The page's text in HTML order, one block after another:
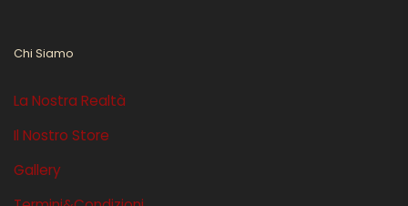
Chi Siamo
La Nostra Realtà
Il Nostro Store
Gallery